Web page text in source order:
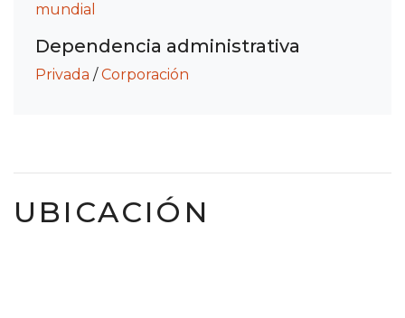
mundial
Dependencia administrativa
Privada / Corporación
UBICACIÓN